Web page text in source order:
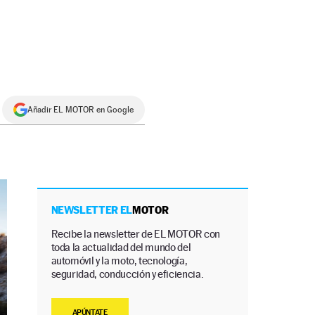
Añadir EL MOTOR en Google
NEWSLETTER ELMOTOR
Recibe la newsletter de EL MOTOR con
toda la actualidad del mundo del
automóvil y la moto, tecnología,
seguridad, conducción y eficiencia.
APÚNTATE